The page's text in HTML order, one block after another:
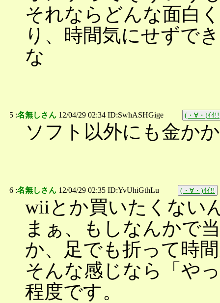
それならどんな面白
り、時間気にせずで
な
5 :名無しさん 12/04/29 02:34 ID:SwhASHGige (・∀・)ｲｲ!!
ソフト以外にも金か
6 :名無しさん 12/04/29 02:35 ID:YvUhiGthLu (・∀・)ｲｲ!!
wiiとか買いたくない
まぁ、もしなんかで
か、足でも折って時
そんな感じなら「や
程度です。